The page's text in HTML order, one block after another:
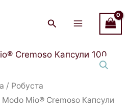
Main
Menu
/ Робуста
Mio® Cremoso Капсули